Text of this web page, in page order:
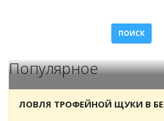
ПОИСК
Популярное